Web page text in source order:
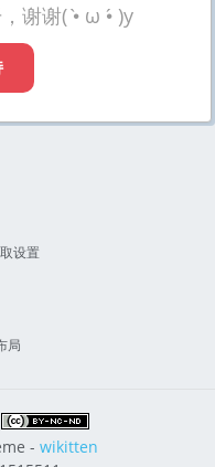
谢谢( •̀ ω •́ )y
设置
局
- wikitten